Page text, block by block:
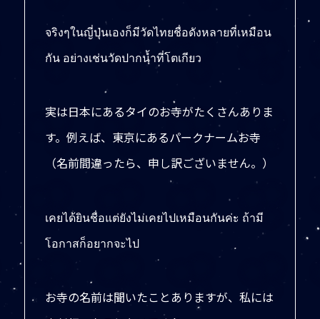
จริงๆในญี่ปุ่นเองก็มีวัดไทยชื่อดังหลายที่เหมือน
กัน อย่างเช่นวัดปากน้ำที่โตเกียว
実は日本にあるタイのお寺がたくさんありま
す。例えば、東京にあるパークナームお寺
（名前間違ったら、申し訳ございません。）
เคยได้ยินชื่อแต่ยังไม่เคยไปเหมือนกันค่ะ ถ้ามี
โอกาสก็อยากจะไป
お寺の名前は聞いたことありますが、私には